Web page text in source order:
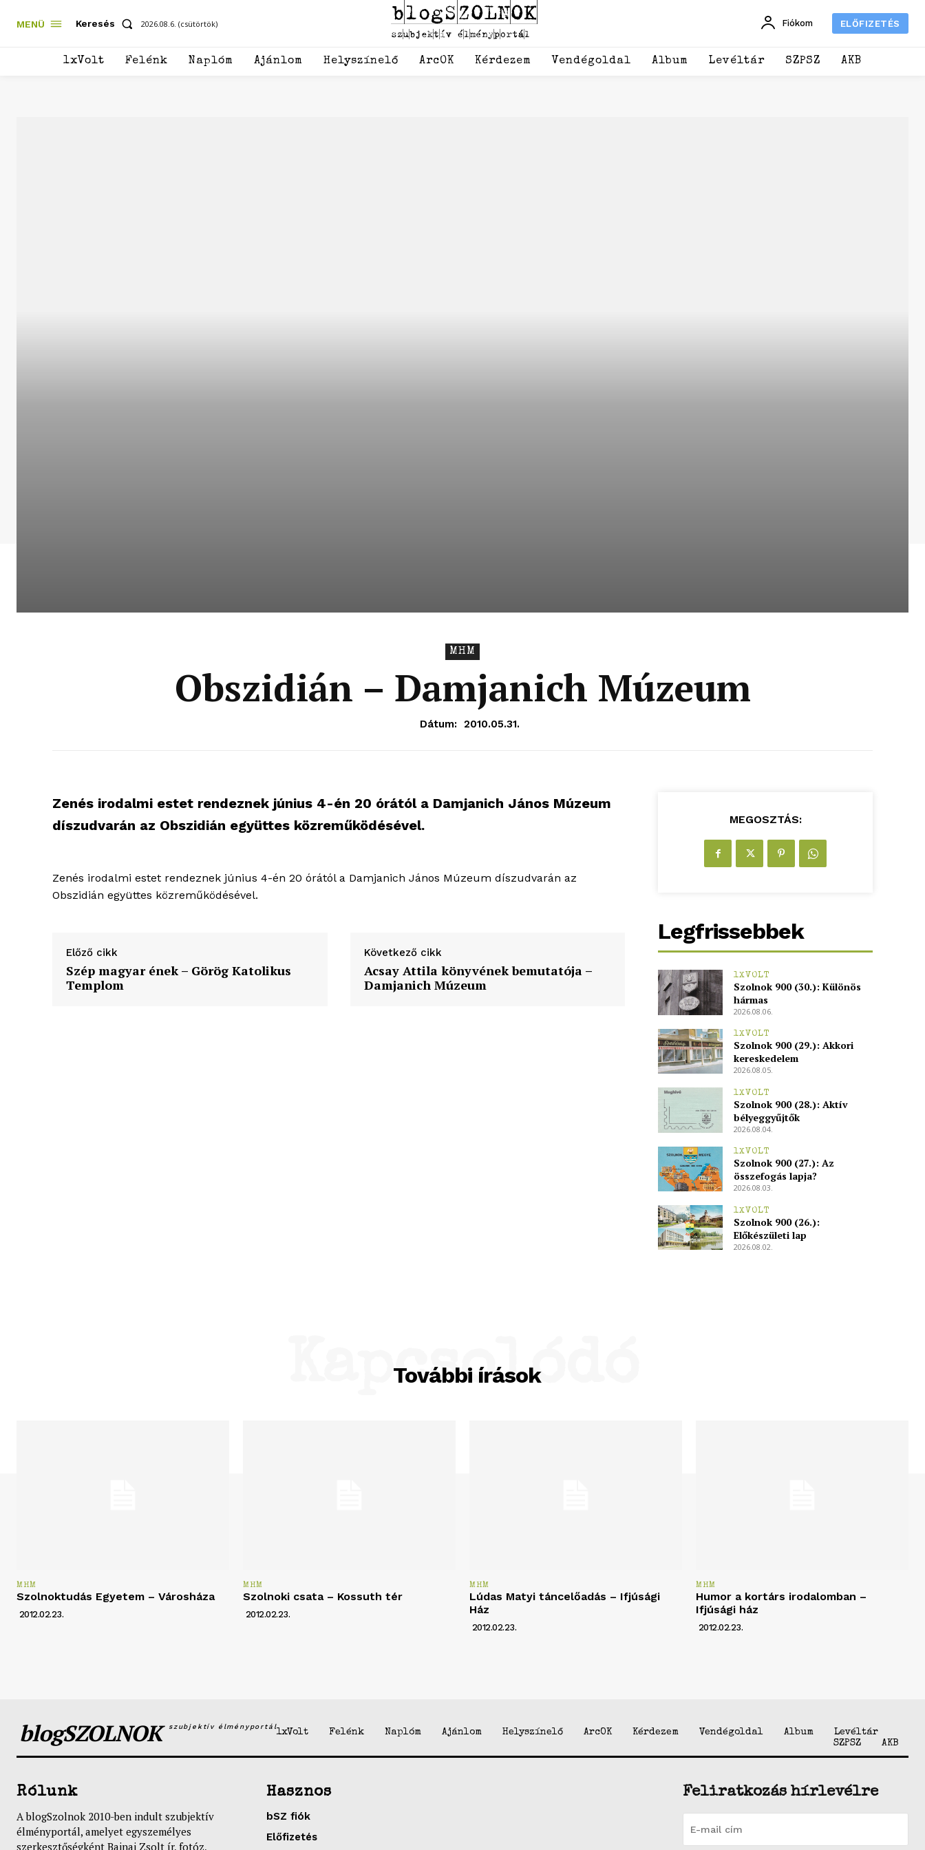
Hasznos
bSZ fiók
MENÜ Keresés 2026.08.6. (csütörtök) Fiókom ELŐFIZETÉS
1xVolt Felénk Naplóm Ajánlom Helyszínelő ArcOK Kérdezem Vendégoldal Album Levéltár SZPSZ AKB
MHM
Obszidián – Damjanich Múzeum
Dátum: 2010.05.31.
Zenés irodalmi estet rendeznek június 4-én 20 órától a Damjanich János Múzeum
díszudvarán az Obszidián együttes közreműködésével.
Zenés irodalmi estet rendeznek június 4-én 20 órától a Damjanich János Múzeum díszudvarán az
Obszidián együttes közreműködésével.
Előző cikk
Szép magyar ének – Görög Katolikus
Templom
Következő cikk
Acsay Attila könyvének bemutatója –
Damjanich Múzeum
MEGOSZTÁS:
Legfrissebbek
1XVOLT
Szolnok 900 (30.): Különös
hármas
2026.08.06.
1XVOLT
Szolnok 900 (29.): Akkori
kereskedelem
2026.08.05.
1XVOLT
Szolnok 900 (28.): Aktív
bélyeggyűjtők
2026.08.04.
1XVOLT
Szolnok 900 (27.): Az
összefogás lapja?
2026.08.03.
1XVOLT
Szolnok 900 (26.):
Előkészületi lap
2026.08.02.
További írások
Kapcsolódó
MHM
Szolnoktudás Egyetem – Városháza
2012.02.23.
MHM
Szolnoki csata – Kossuth tér
2012.02.23.
MHM
Lúdas Matyi táncelőadás – Ifjúsági
Ház
2012.02.23.
MHM
Humor a kortárs irodalomban –
Ifjúsági ház
2012.02.23.
blogSZOLNOK szubjektív élményportál
1xVolt Felénk Naplóm Ajánlom Helyszínelő ArcOK Kérdezem Vendégoldal Album
Levéltár
SZPSZ
AKB
Rólunk
A blogSzolnok 2010-ben indult szubjektív
élményportál, amelyet egyszemélyes
szerkesztőségként Bajnai Zsolt ír, fotóz,
Hasznos
bSZ fiók
Előfizetés
Feliratkozás hírlevélre